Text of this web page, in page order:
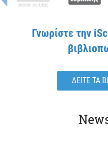
Γνωρίστε την
ΔΕΙΤΕ ΤΑ